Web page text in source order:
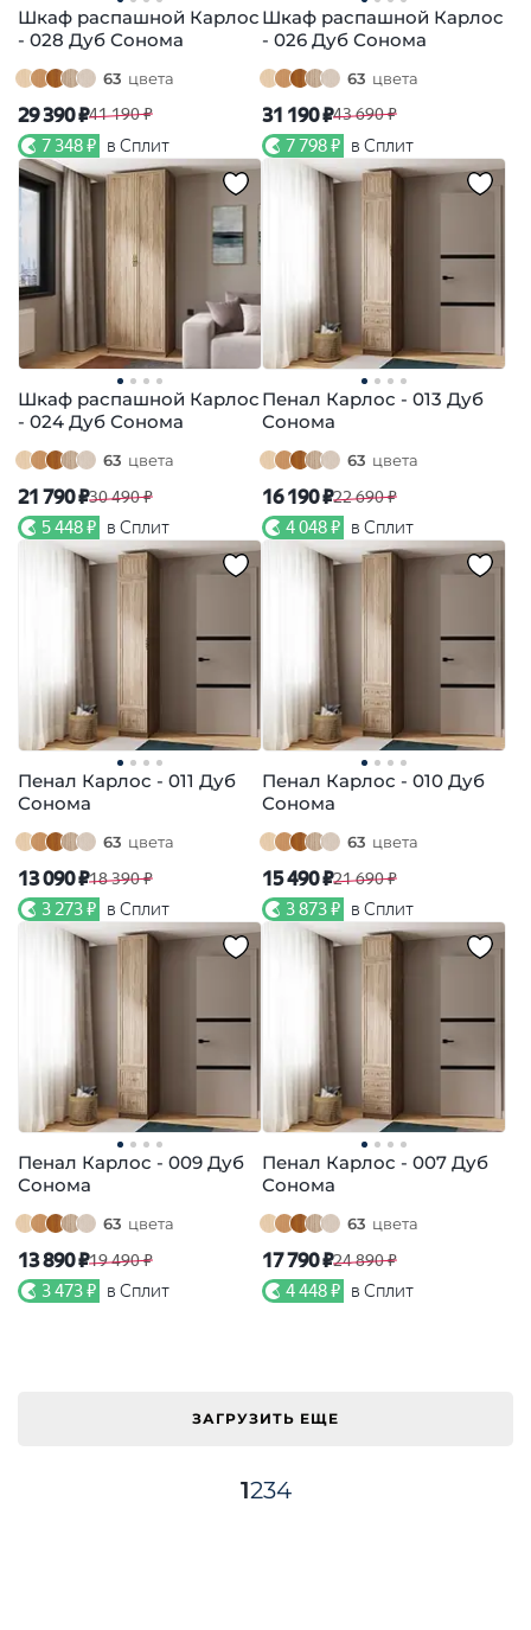
Шкаф распашной Карлос
- 028 Дуб Сонома
63 цвета
29 390 ₽41 190 ₽
7 348 ₽ в Сплит
Шкаф распашной Карлос
- 026 Дуб Сонома
63 цвета
31 190 ₽43 690 ₽
7 798 ₽ в Сплит
Шкаф распашной Карлос
- 024 Дуб Сонома
63 цвета
21 790 ₽30 490 ₽
5 448 ₽ в Сплит
Пенал Карлос - 013 Дуб
Сонома
63 цвета
16 190 ₽22 690 ₽
4 048 ₽ в Сплит
Пенал Карлос - 011 Дуб
Сонома
63 цвета
13 090 ₽18 390 ₽
3 273 ₽ в Сплит
Пенал Карлос - 010 Дуб
Сонома
63 цвета
15 490 ₽21 690 ₽
3 873 ₽ в Сплит
Пенал Карлос - 009 Дуб
Сонома
63 цвета
13 890 ₽19 490 ₽
3 473 ₽ в Сплит
Пенал Карлос - 007 Дуб
Сонома
63 цвета
17 790 ₽24 890 ₽
4 448 ₽ в Сплит
ЗАГРУЗИТЬ ЕЩЕ
1234